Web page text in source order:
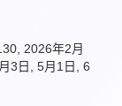
2026年2月
3日, 5月1日, 6